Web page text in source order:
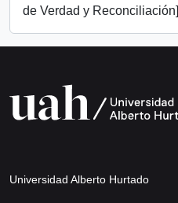
de Verdad y Reconciliación]
Universidad Alberto Hurtado